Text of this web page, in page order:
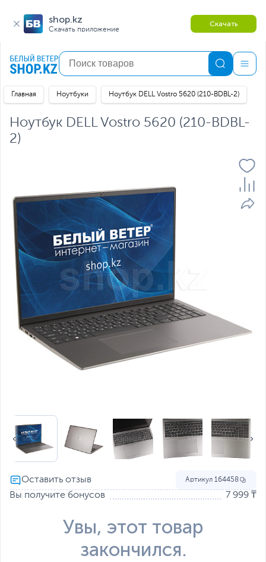
shop.kz
Скачать приложение
Скачать
Главная Ноутбуки Ноутбук DELL Vostro 5620 (210-BDBL-2)
Ноутбук DELL Vostro 5620 (210-BDBL-
2)
Артикул 164458
Вы получите бонусов 7 999 ₸
Увы, этот товар
закончился.